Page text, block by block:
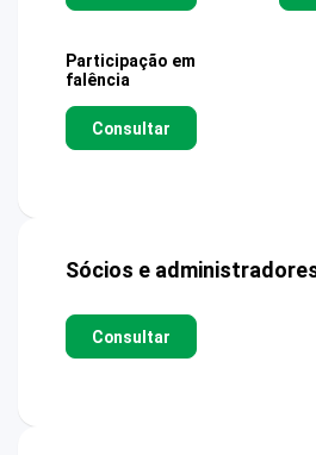
Participação em
falência
Consultar
Sócios e
Consultar